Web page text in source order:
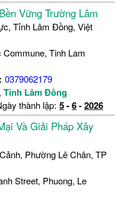
Vững Trường Lâm
Tỉnh Lâm Đồng, Việt
Tinh Lam
0379062179
, Tỉnh Lâm Đồng
thành lập: 5-6-2026
Và Giải Pháp Xây
Phường Lê Chân, TP
Street, Phuong, Le